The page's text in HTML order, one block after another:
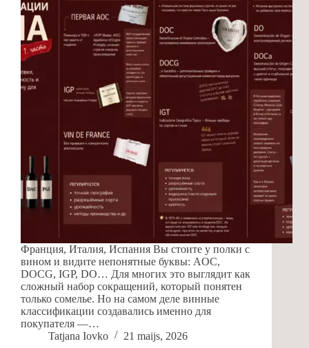
Франция, Италия, Испания Вы стоите у полки с
вином и видите непонятные буквы: AOC,
DOCG, IGP, DO… Для многих это выглядит как
сложный набор сокращений, который понятен
только сомелье. Но на самом деле винные
классификации создавались именно для
покупателя —…
Tatjana Iovko
21 maijs, 2026